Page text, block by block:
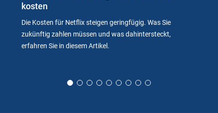
kosten
Die Kosten für Netflix steigen geringfügig. Was Sie
zukünftig zahlen müssen und was dahintersteckt,
erfahren Sie in diesem Artikel.